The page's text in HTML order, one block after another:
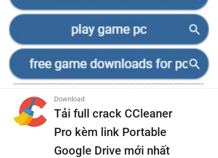
Download
Tải full crack CCleaner
Pro kèm link Portable
Google Drive mới nhất